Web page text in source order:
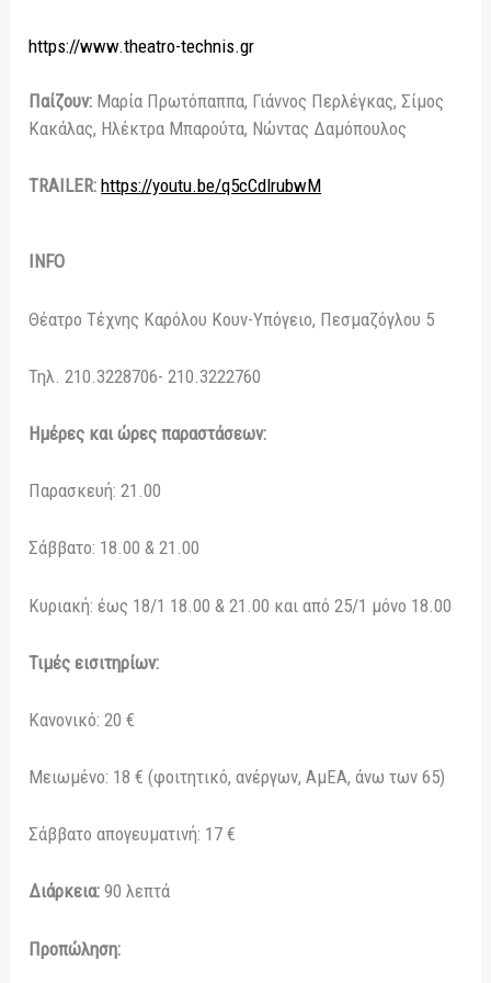
https://www.theatro-technis.gr
Παίζουν: Μαρία Πρωτόπαππα, Γιάννος Περλέγκας, Σίμος
Κακάλας, Ηλέκτρα Μπαρούτα, Νώντας Δαμόπουλος
ΤRAILER: https://youtu.be/q5cCdlrubwM
INFO
Θέατρο Τέχνης Καρόλου Κουν-Υπόγειο, Πεσμαζόγλου 5
Τηλ. 210.3228706- 210.3222760
Ημέρες και ώρες παραστάσεων:
Παρασκευή: 21.00
Σάββατο: 18.00 & 21.00
Κυριακή: έως 18/1 18.00 & 21.00 και από 25/1 μόνο 18.00
Τιμές εισιτηρίων:
Κανονικό: 20 €
Μειωμένο: 18 € (φοιτητικό, ανέργων, ΑμΕΑ, άνω των 65)
Σάββατο απογευματινή: 17 €
Διάρκεια: 90 λεπτά
Προπώληση: